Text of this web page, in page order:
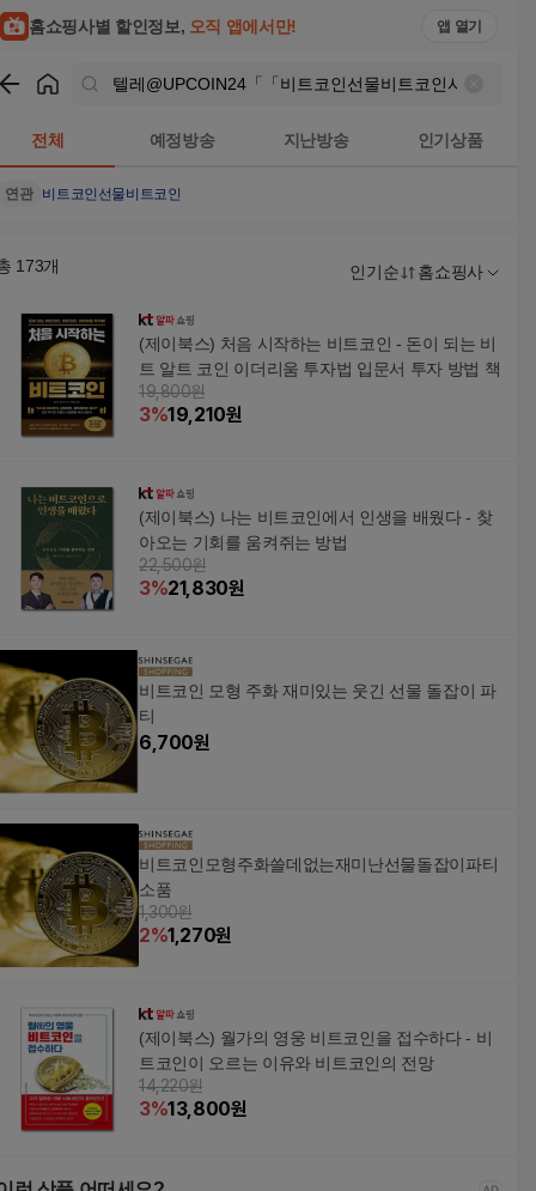
홈쇼핑사별 할인정보, 오직 앱에서만! 앱 열기
전체 예정방송 지난방송 인기상품
연관 비트코인선물비트코인
173개 인기순 홈쇼핑사
(제이북스) 처음 시작하는 비트코인 - 돈이 되는 비
트 알트 코인 이더리움 투자법 입문서 투자 방법 책
19,800원
3%19,210원
(제이북스) 나는 비트코인에서 인생을 배웠다 - 찾
아오는 기회를 움켜쥐는 방법
22,500원
3%21,830원
비트코인 모형 주화 재미있는 웃긴 선물 돌잡이 파
티
6,700원
비트코인모형주화쓸데없는재미난선물돌잡이파티
소품
1,300원
2%1,270원
(제이북스) 월가의 영웅 비트코인을 접수하다 - 비
트코인이 오르는 이유와 비트코인의 전망
14,220원
3%13,800원
텔레@UPCOIN24「「비트코인선물비트코인사는방법 검색결